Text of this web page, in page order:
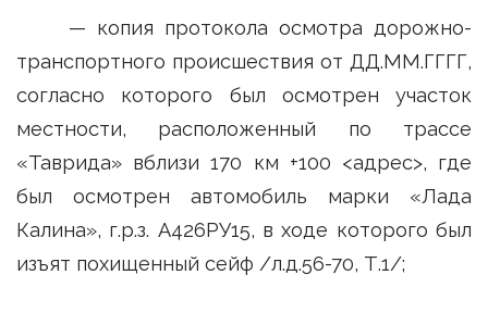
— копия протокола осмотра дорожно-
транспортного происшествия от ДД.ММ.ГГГГ,
согласно которого был осмотрен участок
местности, расположенный по трассе
«Таврида» вблизи 170 км +100 <адрес>, где
был осмотрен автомобиль марки «Лада
Калина», г.р.з. А426РУ15, в ходе которого был
изъят похищенный сейф /л.д.56-70, Т.1/;